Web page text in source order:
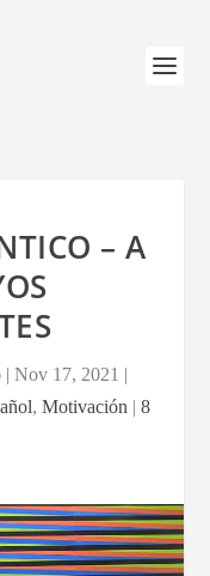
– A
| Nov 17, 2021 |
, Motivación | 8